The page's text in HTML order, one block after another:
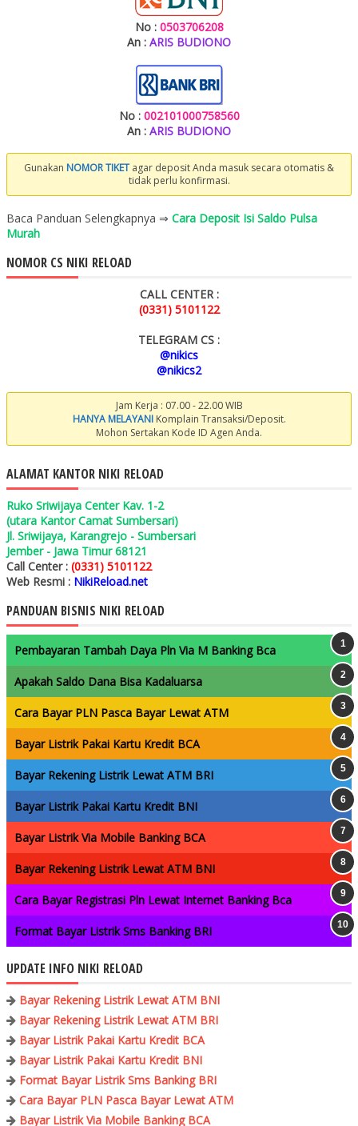
No : 0503706208
An : ARIS BUDIONO
No : 002101000758560
An : ARIS BUDIONO
Gunakan NOMOR TIKET agar deposit Anda masuk secara otomatis &
tidak perlu konfirmasi.
Baca Panduan Selengkapnya ⇒ Cara Deposit Isi Saldo Pulsa
Murah
NOMOR CS NIKI RELOAD
CALL CENTER :
(0331) 5101122
TELEGRAM CS :
@nikics
@nikics2
Jam Kerja : 07.00 - 22.00 WIB
HANYA MELAYANIKomplain Transaksi/Deposit.
Mohon Sertakan Kode ID Agen Anda.
ALAMAT KANTOR NIKI RELOAD
Ruko Sriwijaya Center Kav. 1-2
(utara Kantor Camat Sumbersari)
Jl. Sriwijaya, Karangrejo - Sumbersari
Jember - Jawa Timur 68121
Call Center : (0331) 5101122
Web Resmi : NikiReload.net
PANDUAN BISNIS NIKI RELOAD
Pembayaran Tambah Daya Pln Via M Banking Bca
Apakah Saldo Dana Bisa Kadaluarsa
Cara Bayar PLN Pasca Bayar Lewat ATM
Bayar Listrik Pakai Kartu Kredit BCA
Bayar Rekening Listrik Lewat ATM BRI
Bayar Listrik Pakai Kartu Kredit BNI
Bayar Listrik Via Mobile Banking BCA
Bayar Rekening Listrik Lewat ATM BNI
Cara Bayar Registrasi Pln Lewat Internet Banking Bca
Format Bayar Listrik Sms Banking BRI
UPDATE INFO NIKI RELOAD
Bayar Rekening Listrik Lewat ATM BNI
Bayar Rekening Listrik Lewat ATM BRI
Bayar Listrik Pakai Kartu Kredit BCA
Bayar Listrik Pakai Kartu Kredit BNI
Format Bayar Listrik Sms Banking BRI
Cara Bayar PLN Pasca Bayar Lewat ATM
Bayar Listrik Via Mobile Banking BCA